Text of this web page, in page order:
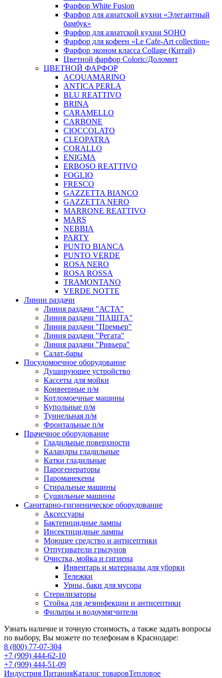
Фарфор White Fusion
Фарфор для азиатской кухни «Элегантный
бамбук»
Фарфор для азиатской кухни SOHO
Фарфор для кофеен «Le Cafe-Art collection»
Фарфор эконом класса Collage (Китай)
Цветной фарфор Coloric/Доломит
ЦВЕТНОЙ ФАРФОР
ACQUAMARINO
ANTICA PERLA
BLU REATTIVO
BRINA
CARAMELLO
CARBONE
CIOCCOLATO
CLEOPATRA
CORALLO
ENIGMA
ERBOSO REATTIVO
FOGLIO
FRESCO
GAZZETTA BIANCO
GAZZETTA NERO
MARRONE REATTIVO
MARS
NEBBIA
PARTY
PUNTO BIANCA
PUNTO VERDE
ROSA NERO
ROSA ROSSA
TRAMONTANO
VERDE NOTTE
Линии раздачи
Линия раздачи "АСТА"
Линия раздачи "ПАШТА"
Линия раздачи "Премьер"
Линия раздачи "Регата"
Линия раздачи "Ривьера"
Салат-бары
Посудомоечное оборудование
Душирующее устройство
Кассеты для мойки
Конвеерные п/м
Котломоечные машины
Купольные п/м
Туннельная п/м
Фронтальные п/м
Прачечное оборудование
Гладильные поверхности
Каландры гладильные
Катки гладильные
Парогенераторы
Пароманекены
Стиральные машины
Сушильные машины
Санитарно-гигиеническое оборудование
Аксессуары
Бактерицидные лампы
Инсектицидные лампы
Моющее средство и антисептики
Отпугиватели грызунов
Очистка, мойка и гигиена
Инвентарь и материалы для уборки
Тележки
Урны, баки для мусора
Стерилизаторы
Стойка для дезинфекции и антисептики
Фильтры и водоумягчители
Узнать наличие и точную стоимость, а также задать вопросы
по выбору, Вы можете по телефонам в Краснодаре:
8 (800) 77-07-304
+7 (909) 444-62-10
+7 (909) 444-51-09
Индустрия ПитанияКаталог товаровТепловое